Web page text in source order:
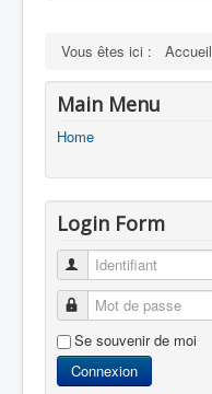
Vous êtes ici : Accueil
Main Menu
Home
Login Form
Identifiant
Mot de passe
Se souvenir de moi
Connexion